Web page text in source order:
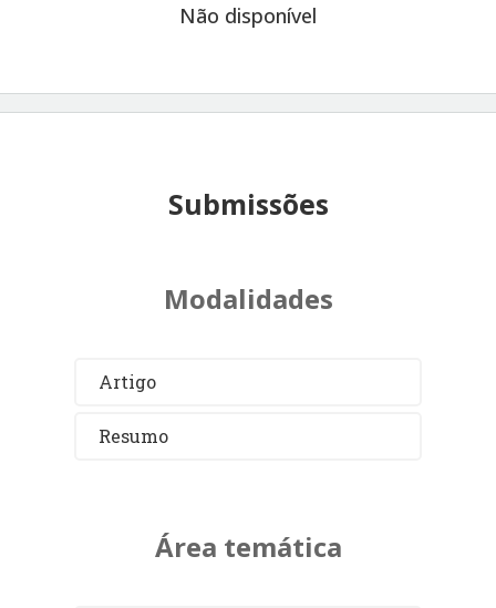
Não disponível
Submissões
Modalidades
Artigo
Resumo
Área temática